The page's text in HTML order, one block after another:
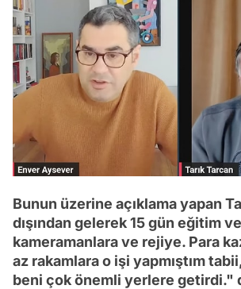
Bunun üzerine açıklama yapan
dışından gelerek 15 gün eğitim
kameramanlara ve rejiye. Para
az rakamlara o işi yapmıştım
beni çok önemli yerlere getirdi."